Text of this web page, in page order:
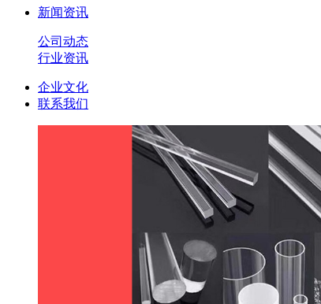
新闻资讯
公司动态
行业资讯
企业文化
联系我们